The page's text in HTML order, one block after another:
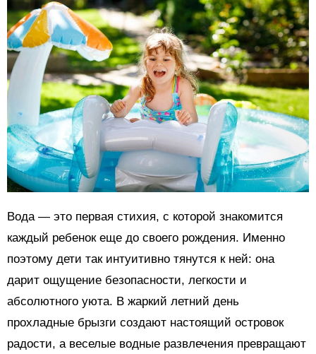
Вода — это первая стихия, с которой знакомится
каждый ребенок еще до своего рождения. Именно
поэтому дети так интуитивно тянутся к ней: она
дарит ощущение безопасности, легкости и
абсолютного уюта. В жаркий летний день
прохладные брызги создают настоящий островок
радости, а веселые водные развлечения превращают